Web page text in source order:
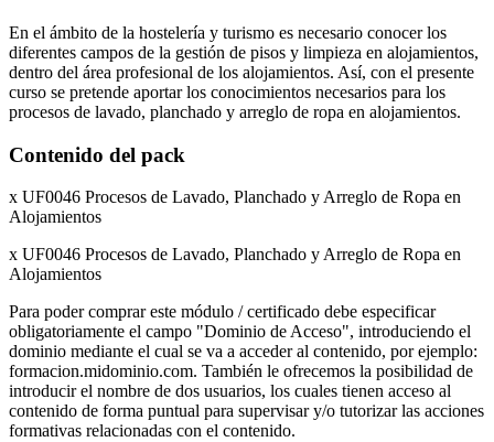
En el ámbito de la hostelería y turismo es necesario conocer los
diferentes campos de la gestión de pisos y limpieza en alojamientos,
dentro del área profesional de los alojamientos. Así, con el presente
curso se pretende aportar los conocimientos necesarios para los
procesos de lavado, planchado y arreglo de ropa en alojamientos.
Contenido del pack
x UF0046 Procesos de Lavado, Planchado y Arreglo de Ropa en
Alojamientos
x UF0046 Procesos de Lavado, Planchado y Arreglo de Ropa en
Alojamientos
Para poder comprar este módulo / certificado debe especificar
obligatoriamente el campo "Dominio de Acceso", introduciendo el
dominio mediante el cual se va a acceder al contenido, por ejemplo:
formacion.midominio.com. También le ofrecemos la posibilidad de
introducir el nombre de dos usuarios, los cuales tienen acceso al
contenido de forma puntual para supervisar y/o tutorizar las acciones
formativas relacionadas con el contenido.